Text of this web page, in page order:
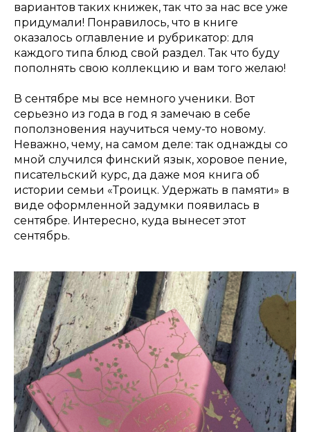
вариантов таких книжек, так что за нас все уже
придумали! Понравилось, что в книге
оказалось оглавление и рубрикатор: для
каждого типа блюд свой раздел. Так что буду
пополнять свою коллекцию и вам того желаю!
В сентябре мы все немного ученики. Вот
серьезно из года в год я замечаю в себе
поползновения научиться чему-то новому.
Неважно, чему, на самом деле: так однажды со
мной случился финский язык, хоровое пение,
писательский курс, да даже моя книга об
истории семьи «Троицк. Удержать в памяти» в
виде оформленной задумки появилась в
сентябре. Интересно, куда вынесет этот
сентябрь.